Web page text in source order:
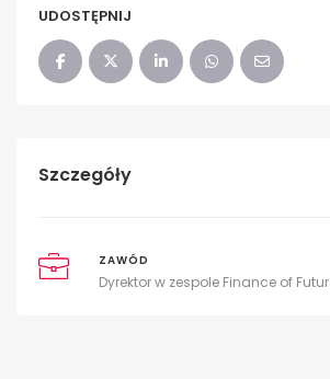
UDOSTĘPNIJ
Szczegóły
ZAWÓD
Dyrektor w zespole Finance of